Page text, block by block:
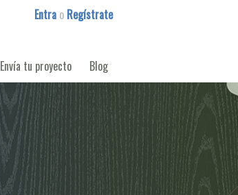
Entra o Regístrate
Envía tu proyecto Blog